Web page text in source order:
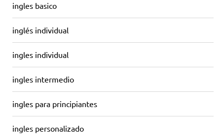
ingles basico
inglés individual
ingles individual
ingles intermedio
ingles para principiantes
ingles personalizado